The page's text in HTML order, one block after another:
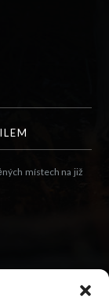
místech na již